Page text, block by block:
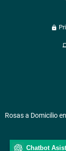
Chatbot
lock
Rosas a Domicilio